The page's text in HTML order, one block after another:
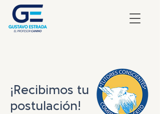
¡Recibimos tu
postulación!